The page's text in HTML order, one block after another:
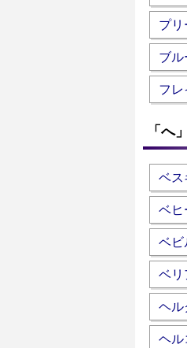
プリ
ブル
フレ
「へ
ベス
ベヒ
ベビ
ベリ
ヘル
ヘル